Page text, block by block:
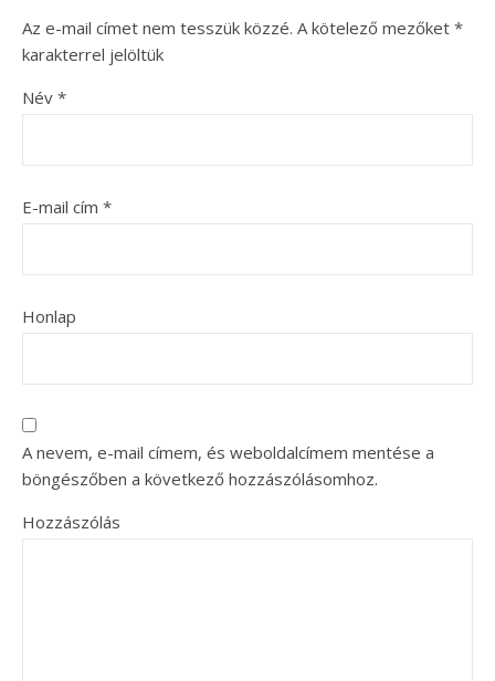
Az e-mail címet nem tesszük közzé. A kötelező mezőket *
karakterrel jelöltük
Név *
E-mail cím *
Honlap
A nevem, e-mail címem, és weboldalcímem mentése a
böngészőben a következő hozzászólásomhoz.
Hozzászólás